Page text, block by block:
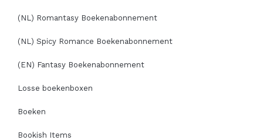
(NL) Romantasy Boekenabonnement
(NL) Spicy Romance Boekenabonnement
(EN) Fantasy Boekenabonnement
Losse boekenboxen
Boeken
Bookish Items